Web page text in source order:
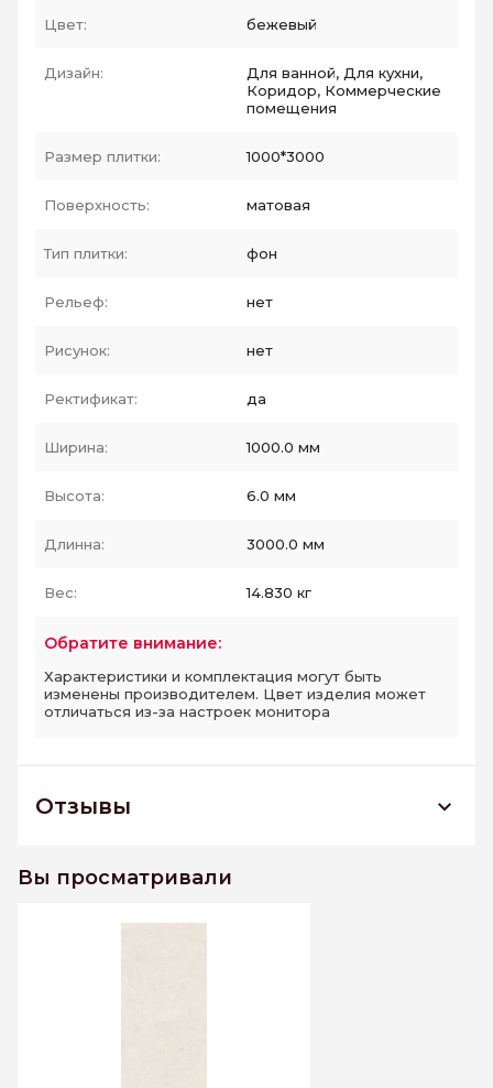
Цвет: бежевый
Дизайн:
Для ванной, Для кухни,
Коридор, Коммерческие
помещения
Размер плитки: 1000*3000
Поверхность: матовая
Тип плитки: фон
Рельеф: нет
Рисунок: нет
Ректификат: да
Ширина: 1000.0 мм
Высота: 6.0 мм
Длинна: 3000.0 мм
Вес: 14.830 кг
Обратите внимание:
Характеристики и комплектация могут быть
изменены производителем. Цвет изделия может
отличаться из-за настроек монитора
Отзывы
К этому товару еще нет отзывов. Будьте первым
Вы просматривали